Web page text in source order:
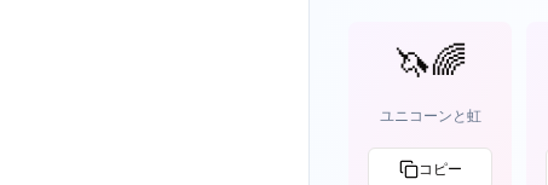
🦄🌈
ユニコーンと虹
コピー